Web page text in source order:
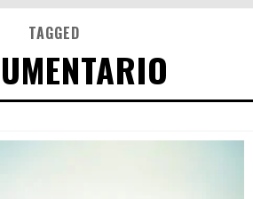
A subida da rampa é diferente!
o bem! Mas, sem olhar a quem!?
Novo single de Arnaldo Tifu, “De Testa” explora brasilidade em sons, cores e símbolos
TAGGED